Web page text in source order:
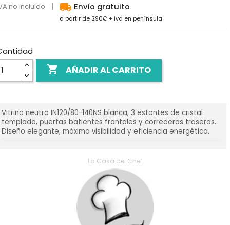
no incluido local_shipping Envío gratuito
a partir de 290€ + iva en península
 AÑADIR AL CARRITO
Vitrina neutra IN120/80-140NS blanca, 3 estantes de cristal
templado, puertas batientes frontales y correderas traseras.
Diseño elegante, máxima visibilidad y eficiencia energética.
La Casa del Chef